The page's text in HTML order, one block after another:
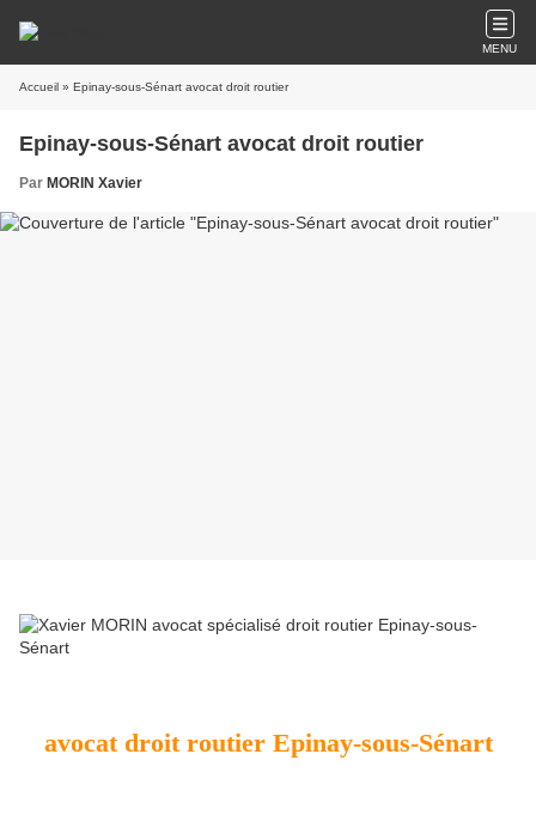
MENU
Accueil » Epinay-sous-Sénart avocat droit routier
Epinay-sous-Sénart avocat droit routier
Par MORIN Xavier
avocat droit routier Epinay-sous-Sénart